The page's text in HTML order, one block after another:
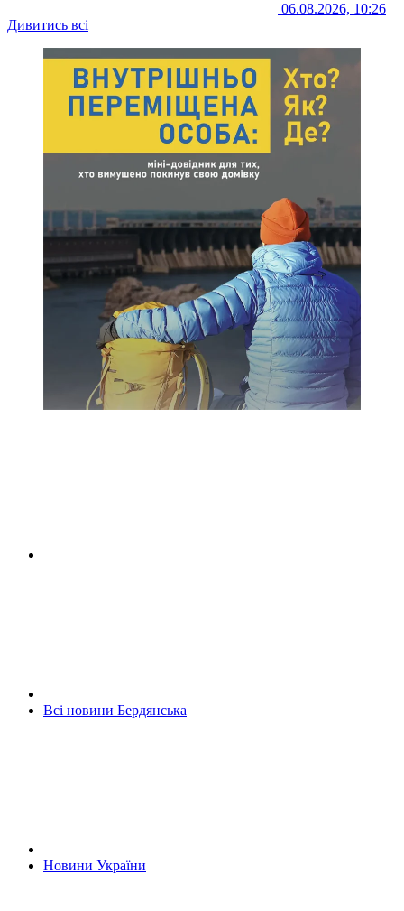
06.08.2026, 10:26
Дивитись всі
Всі новини Бердянська
Новини України